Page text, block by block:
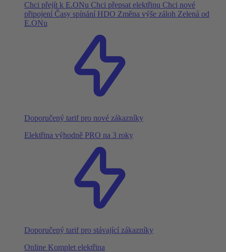
Chci přejít k E.ONu Chci přepsat elektřinu Chci nové
připojení Časy spínání HDO Změna výše záloh Zelená od
E.ONu
Doporučený tarif pro nové zákazníky
Elektřina výhodně PRO na 3 roky
Doporučený tarif pro stávající zákazníky
Online Komplet elektřina